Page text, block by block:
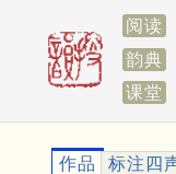
阅读
韵典
课堂
作品 标注四